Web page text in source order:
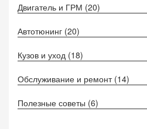
Двигатель и ГРМ (20)
Автотюнинг (20)
Кузов и уход (18)
Обслуживание и ремонт (14)
Полезные советы (6)